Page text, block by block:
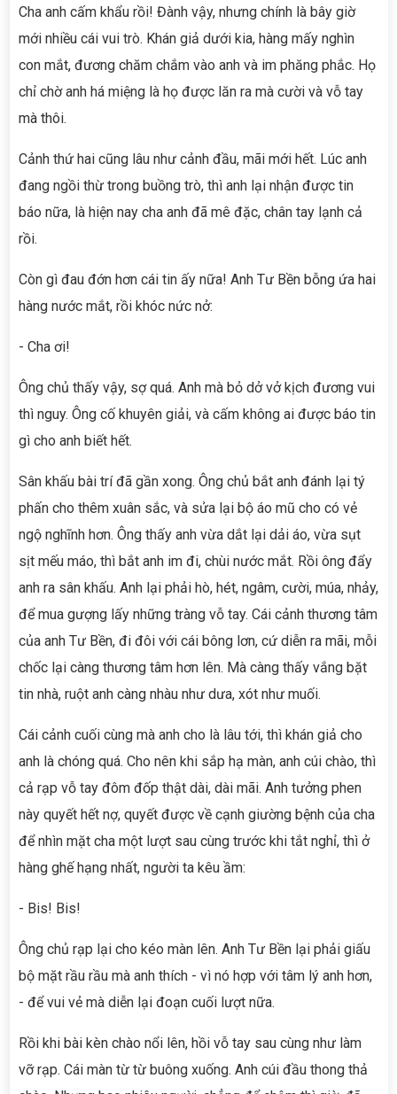
Cha anh cấm khẩu rồi! Đành vậy, nhưng chính là bây giờ
mới nhiều cái vui trò. Khán giả dưới kia, hàng mấy nghìn
con mắt, đương chăm chắm vào anh và im phăng phắc. Họ
chỉ chờ anh há miệng là họ được lăn ra mà cười và vỗ tay
mà thôi.
Cảnh thứ hai cũng lâu như cảnh đầu, mãi mới hết. Lúc anh
đang ngồi thừ trong buồng trò, thì anh lại nhận được tin
báo nữa, là hiện nay cha anh đã mê đặc, chân tay lạnh cả
rồi.
Còn gì đau đớn hơn cái tin ấy nữa! Anh Tư Bền bỗng ứa hai
hàng nước mắt, rồi khóc nức nở:
- Cha ơi!
Ông chủ thấy vậy, sợ quá. Anh mà bỏ dở vở kịch đương vui
thì nguy. Ông cố khuyên giải, và cấm không ai được báo tin
gì cho anh biết hết.
Sân khấu bài trí đã gần xong. Ông chủ bắt anh đánh lại tý
phấn cho thêm xuân sắc, và sửa lại bộ áo mũ cho có vẻ
ngộ nghĩnh hơn. Ông thấy anh vừa dắt lại dải áo, vừa sụt
sịt mếu máo, thì bắt anh im đi, chùi nước mắt. Rồi ông đẩy
anh ra sân khấu. Anh lại phải hò, hét, ngâm, cười, múa, nhảy,
để mua gượng lấy những tràng vỗ tay. Cái cảnh thương tâm
của anh Tư Bền, đi đôi với cái bông lơn, cứ diễn ra mãi, mỗi
chốc lại càng thương tâm hơn lên. Mà càng thấy vắng bặt
tin nhà, ruột anh càng nhàu như dưa, xót như muối.
Cái cảnh cuối cùng mà anh cho là lâu tới, thì khán giả cho
anh là chóng quá. Cho nên khi sắp hạ màn, anh cúi chào, thì
cả rạp vỗ tay đôm đốp thật dài, dài mãi. Anh tưởng phen
này quyết hết nợ, quyết được về cạnh giường bệnh của cha
để nhìn mặt cha một lượt sau cùng trước khi tắt nghỉ, thì ở
hàng ghế hạng nhất, người ta kêu ầm:
- Bis! Bis!
Ông chủ rạp lại cho kéo màn lên. Anh Tư Bền lại phải giấu
bộ mặt rầu rầu mà anh thích - vì nó hợp với tâm lý anh hơn,
- để vui vẻ mà diễn lại đoạn cuối lượt nữa.
Rồi khi bài kèn chào nổi lên, hồi vỗ tay sau cùng như làm
vỡ rạp. Cái màn từ từ buông xuống. Anh cúi đầu thong thả